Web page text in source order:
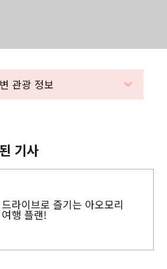
관광 정보
기사
드라이브로 즐기는 아오모리
여행 플랜!